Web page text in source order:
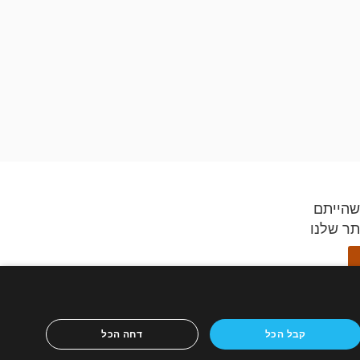
שלנו
הנייד
קבל הכל דחה הכל